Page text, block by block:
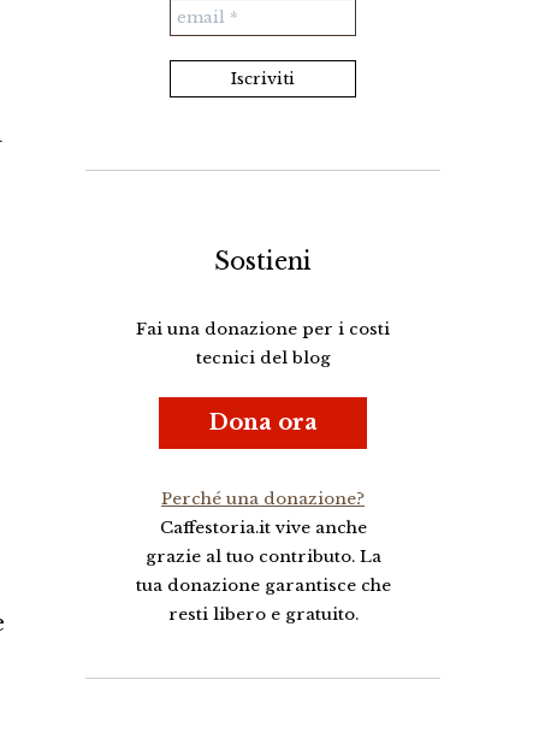
Sostieni
Fai una donazione per i costi
tecnici del blog
Dona ora
Perché una donazione?
Caffestoria.it vive anche
grazie al tuo contributo. La
tua donazione garantisce che
resti libero e gratuito.